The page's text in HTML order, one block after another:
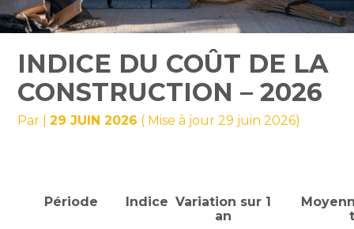
INDICE DU COÛT DE LA
CONSTRUCTION – 2026
Par |29 JUIN 2026 ( Mise à jour 29 juin 2026)
Période Indice Variation sur 1
an